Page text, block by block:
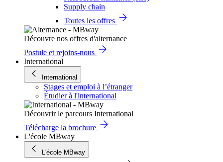
Supply chain
Toutes les offres
Découvre nos offres d'alternance
Postule et rejoins-nous
International
International
Stages et emploi à l’étranger
Étudier à l'international
Découvrir le parcours International
Télécharge la brochure
L'école MBway
L'école MBway